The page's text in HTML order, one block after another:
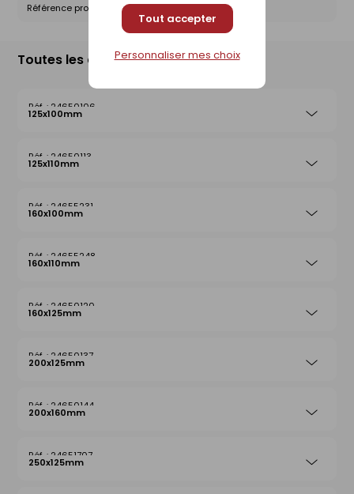
Tout accepter
Personnaliser mes choix
Référence produit nationale Gedimat :24651721
Toutes les déclinaisons
24650106
125x100mm
24650113
125x110mm
24655231
160x100mm
24655248
160x110mm
24650120
160x125mm
24650137
200x125mm
24650144
200x160mm
24651707
250x125mm